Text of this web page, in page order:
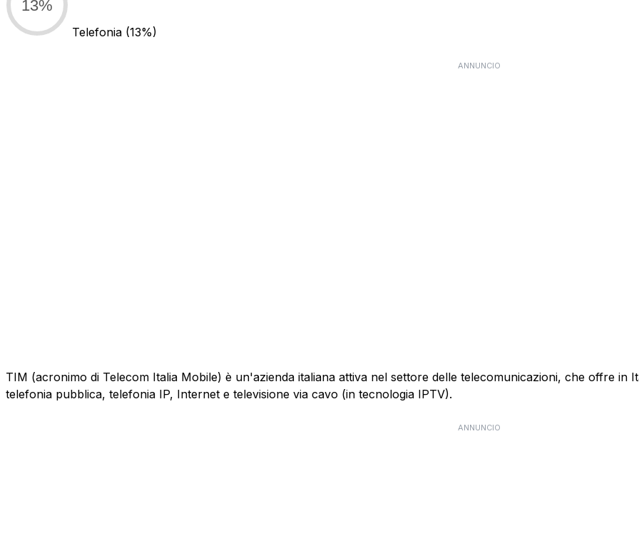
13%
Telefonia (13%)
ANNUNCIO
TIM (acronimo di Telecom Italia Mobile) è un'azienda italiana attiva nel settore delle telecomunicazioni, che offre in
telefonia pubblica, telefonia IP, Internet e televisione via cavo (in tecnologia IPTV).
ANNUNCIO